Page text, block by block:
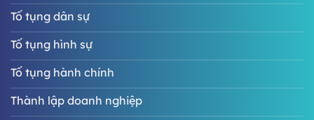
Tố tụng dân sự
Tố tụng hình sự
Tố tụng hành chính
Thành lập doanh nghiệp